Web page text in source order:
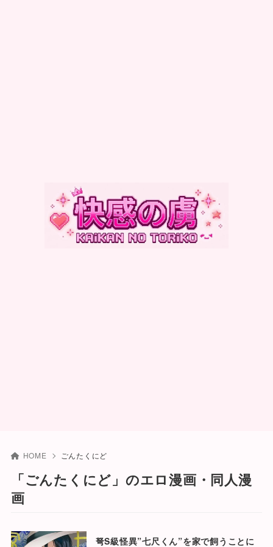
HOME ごんたくにど
「ごんたくにど」のエロ漫画・同人漫
画
弩S級怪異”七尺くん”を家で飼うことに